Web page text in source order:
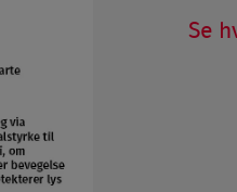
Se